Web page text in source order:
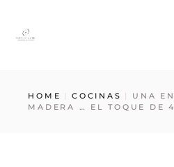
HOME COCINAS
UNA
MADERA … EL TOQUE DE